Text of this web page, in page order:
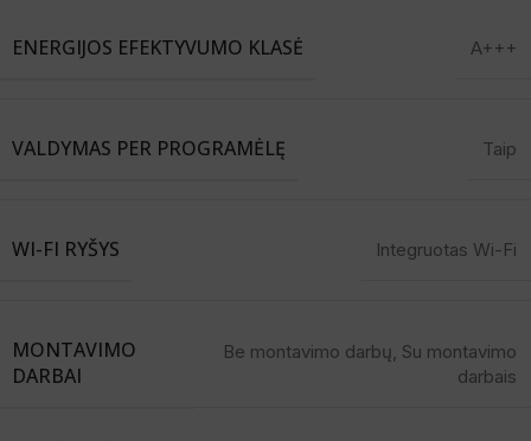
ENERGIJOS EFEKTYVUMO KLASĖ A+++
VALDYMAS PER PROGRAMĖLĘ Taip
WI-FI RYŠYS Integruotas Wi-Fi
MONTAVIMO
DARBAI
Be montavimo darbų Su montavimo
darbais